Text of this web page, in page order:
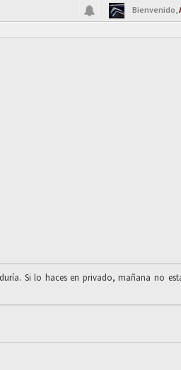
Bienvenido,
Si lo haces en privado, mañana no